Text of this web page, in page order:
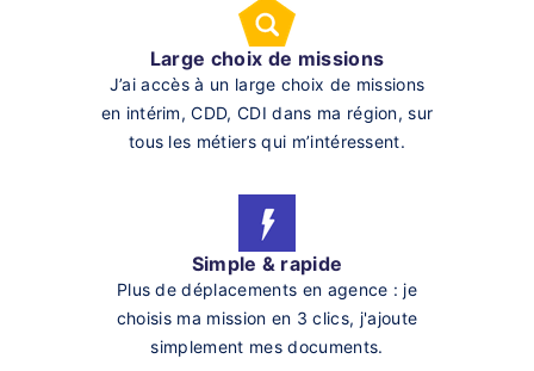
Large choix de missions
J’ai accès à un large choix de missions
en intérim, CDD, CDI dans ma région, sur
tous les métiers qui m’intéressent.
Simple & rapide
Plus de déplacements en agence : je
choisis ma mission en 3 clics, j'ajoute
simplement mes documents.